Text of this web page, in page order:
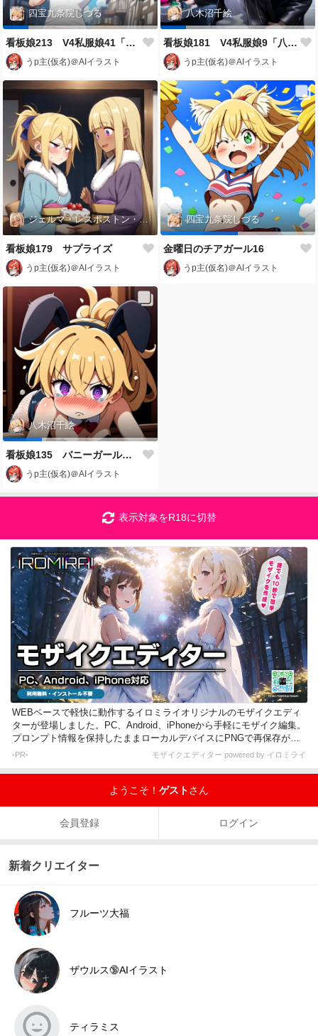
四宝九条院しづる
看板娘213 V4私服娘41「四宝九条院しづる」
うp主(仮名)＠AIイラスト
八木沼千絵
看板娘181 V4私服娘9「八木沼千絵」
うp主(仮名)＠AIイラスト
ジェルマ・レスポストン・八百
看板娘179 サプライズ
うp主(仮名)＠AIイラスト
四宝九条院しづる
金曜日のチアガール16
うp主(仮名)＠AIイラスト
八木沼千絵
看板娘135 バニーガール「八木沼千絵」
うp主(仮名)＠AIイラスト
表示対象をR18に切替
WEBベースで軽快に動作するイロミライオリジナルのモザイクエディ
ターが登場しました。PC、Android、iPhoneから手軽にモザイク編集。
プロンプト情報を保持したままローカルデバイスにPNGで再保存が可
能です。
-PR- モザイクエディター powered by イロミライ
ようこそ！ ゲストさん
会員登録 ログイン
新着クリエイター
フルーツ大福
ザウルス🔞AIイラスト
ティラミス